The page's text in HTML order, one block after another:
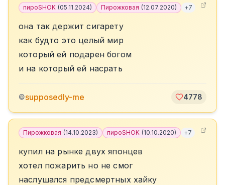
пироSHOK (05.11.2024) Пирожковая (12.07.2020) +7
она так держит сигарету
как будто это целый мир
который ей подарен богом
и на который ей насрать
©supposedly-me 4778
Пирожковая (14.10.2023) пироSHOK (10.10.2020) +7
купил на рынке двух японцев
хотел пожарить но не смог
наслушался предсмертных хайку